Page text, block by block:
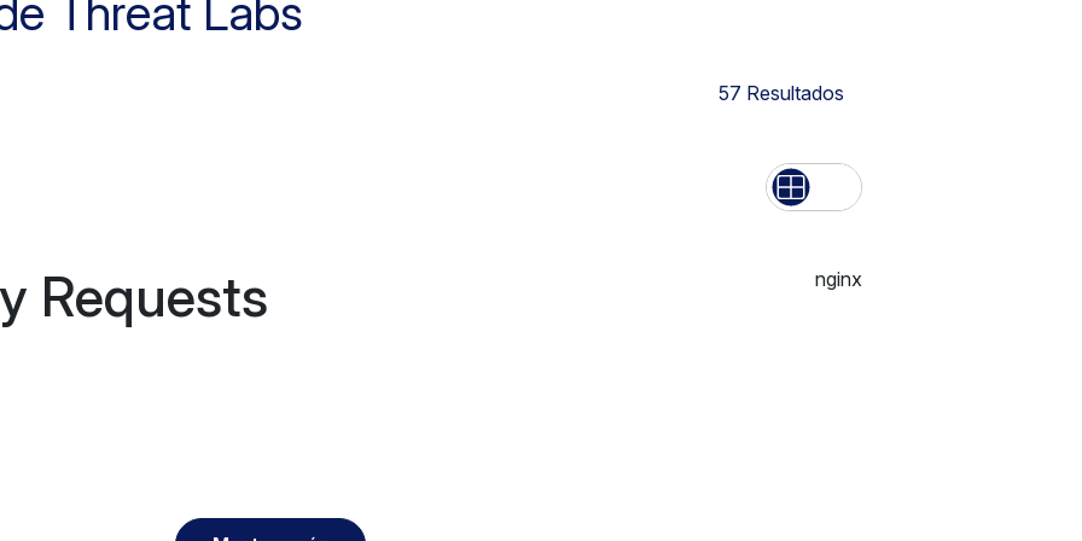
Threat Labs
57 Resultados
Lista Grid
Requests nginx